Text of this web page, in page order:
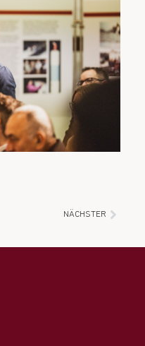
NÄCHSTER